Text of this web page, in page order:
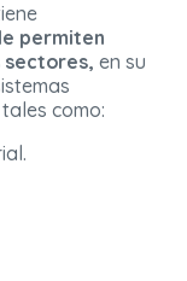
le permiten
en su
como: